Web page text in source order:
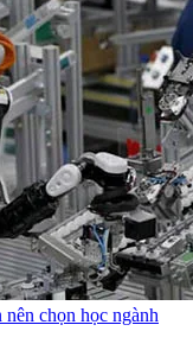
chọn học ngành